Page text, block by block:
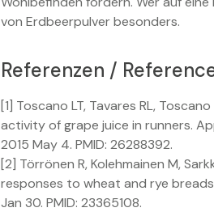
von Erdbeerpulver besonders.
Referenzen /
[1] Toscano LT, Tavares RL,
activity of grape juice in runners.
2015 May 4. PMID: 26288392.
[2] Törrönen R, Kolehmainen M,
responses to wheat and rye breads
Jan 30. PMID: 23365108.